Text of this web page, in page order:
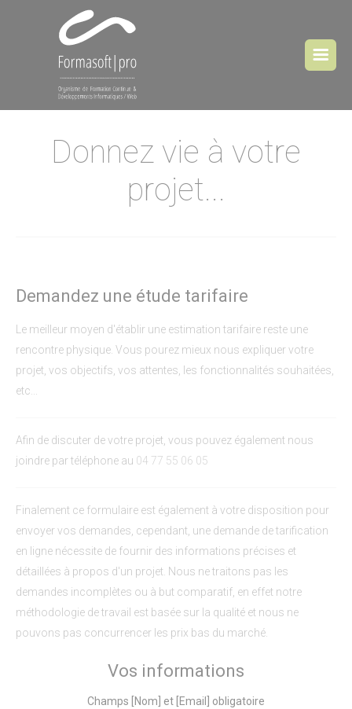
Donnez vie à votre
projet...
Demandez une étude tarifaire
Le meilleur moyen d'établir une estimation tarifaire reste une
rencontre physique. Vous pourez mieux nous expliquer votre
projet, vos objectifs, vos attentes, les fonctionnalités souhaitées,
etc...
Afin de discuter de votre projet, vous pouvez également nous
joindre par téléphone au 04 77 55 06 05
Finalement ce formulaire est également à votre disposition pour
envoyer vos demandes, cependant, une demande de tarification
en ligne nécessite de fournir des informations précises et
détaillées à propos d'un projet. Nous ne traitons pas les
demandes incomplètes ou à but comparatif, en effet notre
méthodologie de travail est basée sur la qualité et nous ne
pouvons pas concurrencer les prix bas du marché.
Vos informations
Champs [Nom] et [Email] obligatoire
Cookies management panel